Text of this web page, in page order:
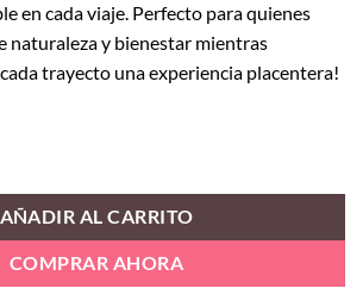
en cada viaje. Perfecto para quienes
naturaleza y bienestar mientras
trayecto una experiencia placentera!
AÑADIR AL CARRITO
COMPRAR AHORA